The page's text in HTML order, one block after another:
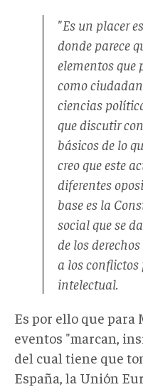
"Es un placer
donde parece
elementos que
como
ciencias
que discutir
básicos de lo
creo que este
diferentes
base es la
social que se
de los
a los conflictos
intelectual.
Es por ello que para
eventos "marcan,
del cual tiene que
España, la Unión